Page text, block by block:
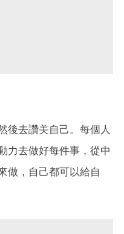
後去讚美自己。每個人
力去做好每件事，從中
做，自己都可以給自